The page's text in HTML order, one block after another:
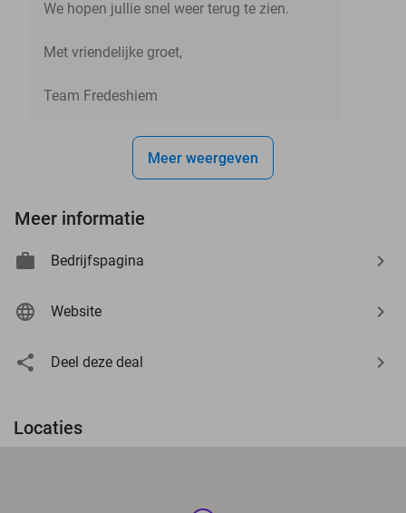
We hopen jullie snel weer terug te zien.
Met vriendelijke groet,
Team Fredeshiem
Meer weergeven
Meer informatie
Bedrijfspagina
Website
Deel deze deal
Locaties